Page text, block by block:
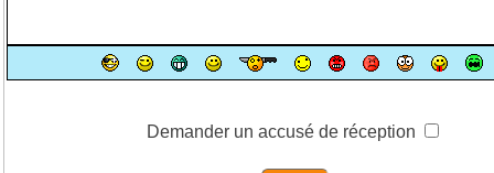
Demander un accusé de réception